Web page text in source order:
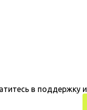
в поддержку